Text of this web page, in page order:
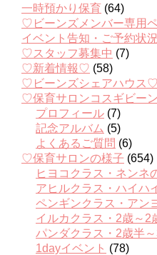
一時預かり保育 (64)
♡ビーンズメンバー専用
イベント告知・ご予約状
♡スタッフ募集中 (7)
♡新着情報♡ (58)
♡ビーンズシェアハウス♡
♡保育サロンコスギビー
プロフィール (7)
記念アルバム (5)
よくあるご質問 (6)
♡保育サロンの様子 (654)
ヒヨコクラス・ネンネ
アヒルクラス・ハイハ
ペンギンクラス・アン
イルカクラス・2歳～2
パンダクラス・2歳半
1dayイベント (78)